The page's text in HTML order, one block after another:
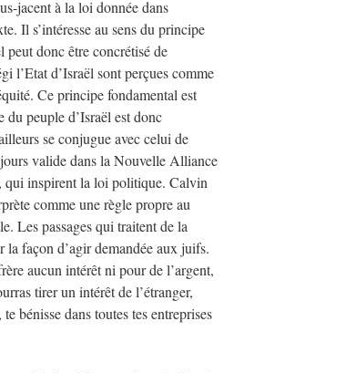
jacent à la loi donnée dans
Il s’intéresse au sens du principe
peut donc être concrétisé de
l’Etat d’Israël sont perçues comme
Ce principe fondamental est
peuple d’Israël est donc
se conjugue avec celui de
valide dans la Nouvelle Alliance
qui inspirent la loi politique. Calvin
comme une règle propre au
Les passages qui traitent de la
la façon d’agir demandée aux juifs.
aucun intérêt ni pour de l’argent,
tirer un intérêt de l’étranger,
bénisse dans toutes tes entreprises